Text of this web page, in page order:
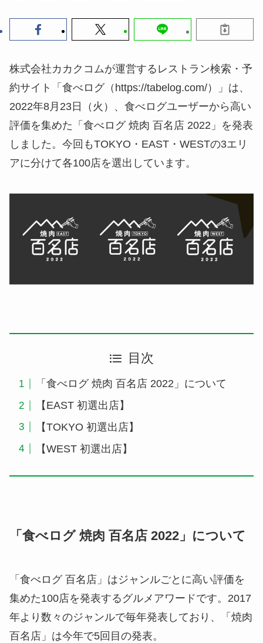
株式会社カカクコムが運営するレストラン検索・予
約サイト「食べログ（https://tabelog.com/）」は、
2022年8月23日（火）、食べログユーザーから高い
評価を集めた「食べログ 焼肉 百名店 2022」を発表
しました。今回もTOKYO・EAST・WESTの3エリ
アに分けて各100店を選出しています。
目次
「食べログ 焼肉 百名店 2022」について
【EAST 初選出店】
【TOKYO 初選出店】
【WEST 初選出店】
「食べログ 焼肉 百名店 2022」について
「食べログ 百名店」はジャンルごとに高い評価を
集めた100店を発表するグルメアワードです。2017
年より数々のジャンルで毎年発表しており、「焼肉
百名店」は今年で5回目の発表。